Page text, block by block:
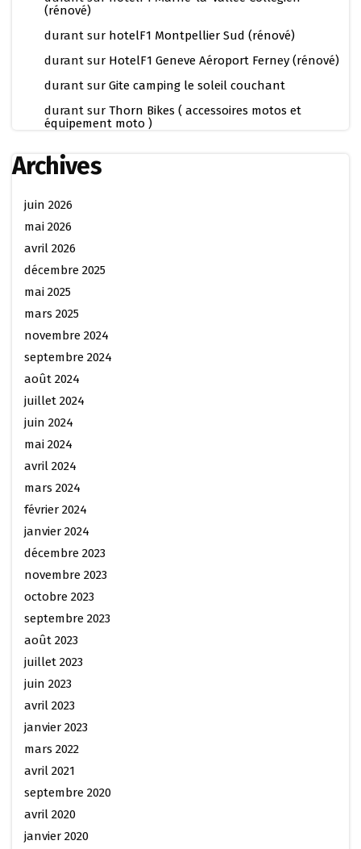
(rénové)
durant sur hotelF1 Montpellier Sud (rénové)
durant sur HotelF1 Geneve Aéroport Ferney (rénové)
durant sur Gite camping le soleil couchant
durant sur Thorn Bikes ( accessoires motos et
équipement moto )
Archives
juin 2026
mai 2026
avril 2026
décembre 2025
mai 2025
mars 2025
novembre 2024
septembre 2024
août 2024
juillet 2024
juin 2024
mai 2024
avril 2024
mars 2024
février 2024
janvier 2024
décembre 2023
novembre 2023
octobre 2023
septembre 2023
août 2023
juillet 2023
juin 2023
avril 2023
janvier 2023
mars 2022
avril 2021
septembre 2020
avril 2020
janvier 2020